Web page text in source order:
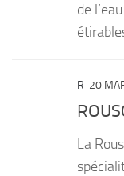
de
R 20
La